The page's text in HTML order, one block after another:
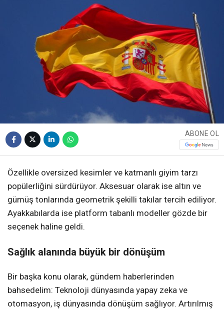
ABONE OL
Özellikle oversized kesimler ve katmanlı giyim tarzı
popülerliğini sürdürüyor. Aksesuar olarak ise altın ve
gümüş tonlarında geometrik şekilli takılar tercih ediliyor.
Ayakkabılarda ise platform tabanlı modeller gözde bir
seçenek haline geldi.
Sağlık alanında büyük bir dönüşüm
Bir başka konu olarak, gündem haberlerinden
bahsedelim: Teknoloji dünyasında yapay zeka ve
otomasyon, iş dünyasında dönüşüm sağlıyor. Artırılmış